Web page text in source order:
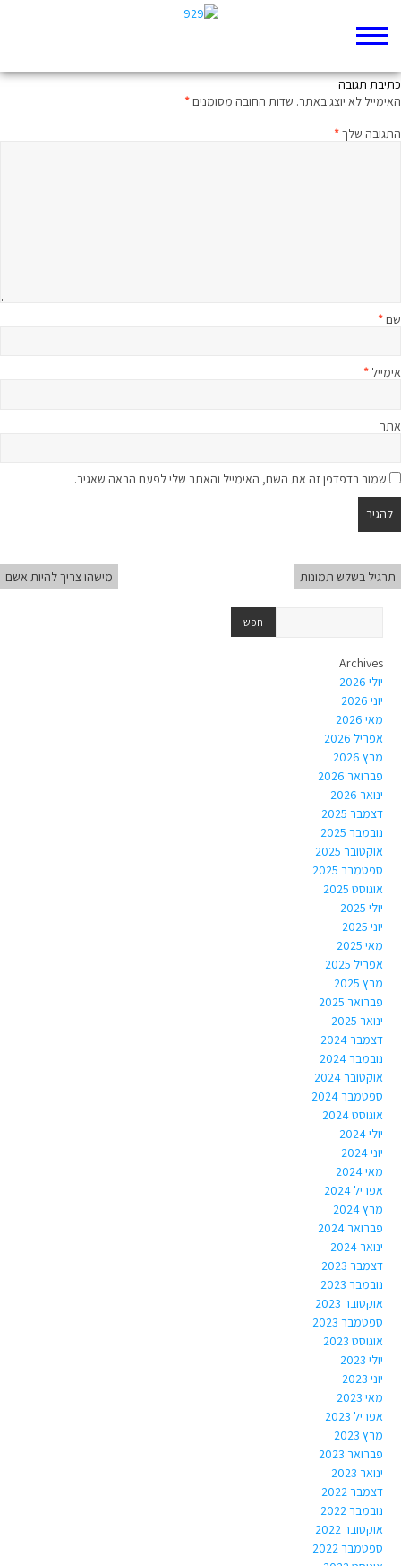
כתיבת תגובה
האימייל לא יוצג באתר. שדות החובה מסומנים*
התגובה שלך*
שם*
אימייל *
אתר
שמור בדפדפן זה את השם, האימייל והאתר שלי לפעם הבאה שאגיב.
תרגיל בשלש תמונות מישהו צריך להיות אשם
Archives
יולי 2026
יוני 2026
מאי 2026
אפריל 2026
מרץ 2026
פברואר 2026
ינואר 2026
דצמבר 2025
נובמבר 2025
אוקטובר 2025
ספטמבר 2025
אוגוסט 2025
יולי 2025
יוני 2025
מאי 2025
אפריל 2025
מרץ 2025
פברואר 2025
ינואר 2025
דצמבר 2024
נובמבר 2024
אוקטובר 2024
ספטמבר 2024
אוגוסט 2024
יולי 2024
יוני 2024
מאי 2024
אפריל 2024
מרץ 2024
פברואר 2024
ינואר 2024
דצמבר 2023
נובמבר 2023
אוקטובר 2023
ספטמבר 2023
אוגוסט 2023
יולי 2023
יוני 2023
מאי 2023
אפריל 2023
מרץ 2023
פברואר 2023
ינואר 2023
דצמבר 2022
נובמבר 2022
אוקטובר 2022
ספטמבר 2022